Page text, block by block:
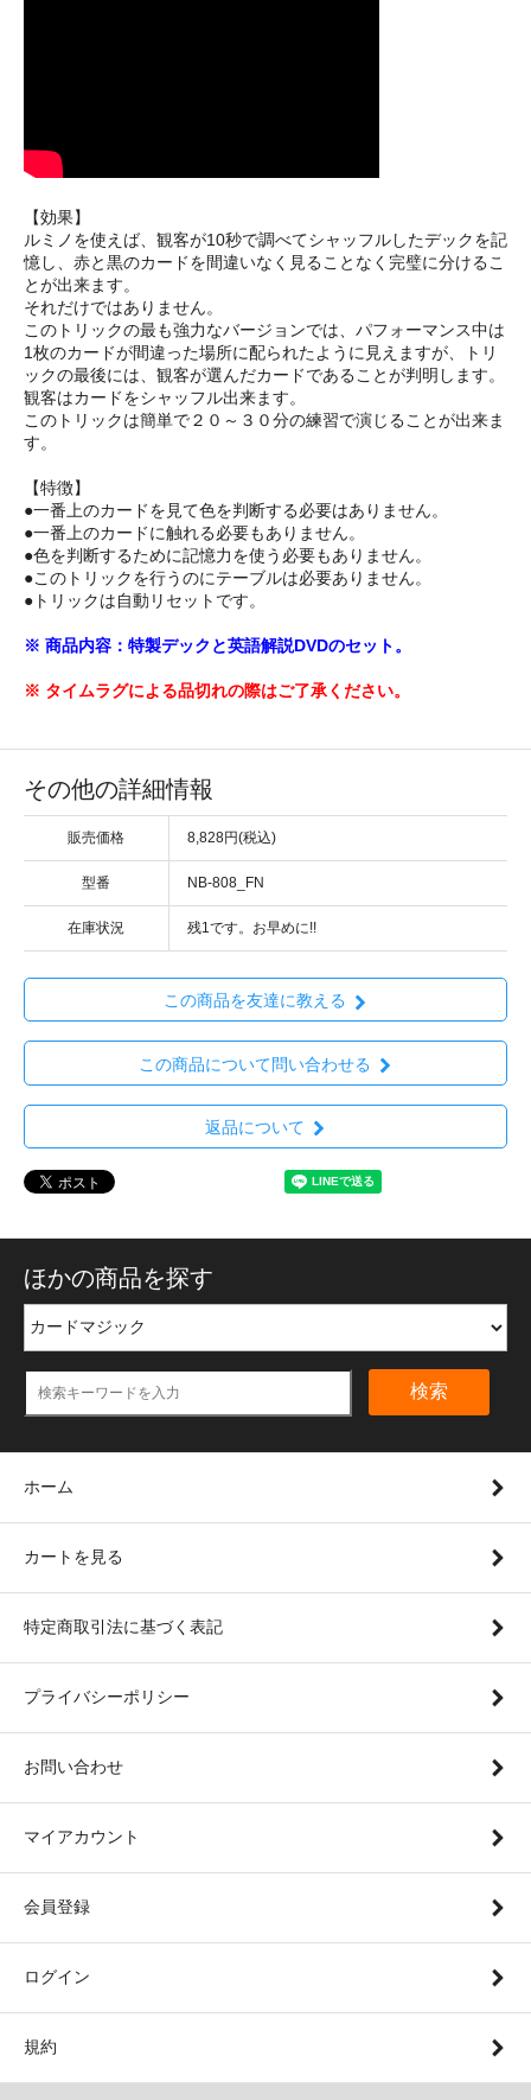
【効果】
ルミノを使えば、観客が10秒で調べてシャッフルしたデックを記
憶し、赤と黒のカードを間違いなく見ることなく完璧に分けるこ
とが出来ます。
それだけではありません。
このトリックの最も強力なバージョンでは、パフォーマンス中は
1枚のカードが間違った場所に配られたように見えますが、トリ
ックの最後には、観客が選んだカードであることが判明します。
観客はカードをシャッフル出来ます。
このトリックは簡単で２０～３０分の練習で演じることが出来ま
す。
【特徴】
●一番上のカードを見て色を判断する必要はありません。
●一番上のカードに触れる必要もありません。
●色を判断するために記憶力を使う必要もありません。
●このトリックを行うのにテーブルは必要ありません。
●トリックは自動リセットです。
※ 商品内容：特製デックと英語解説DVDのセット。
※ タイムラグによる品切れの際はご了承ください。
その他の詳細情報
販売価格 8,828円(税込)
型番 NB-808_FN
在庫状況 残1です。お早めに!!
この商品を友達に教える
この商品について問い合わせる
返品について
ほかの商品を探す
検索
ホーム
カートを見る
特定商取引法に基づく表記
プライバシーポリシー
お問い合わせ
マイアカウント
会員登録
ログイン
規約